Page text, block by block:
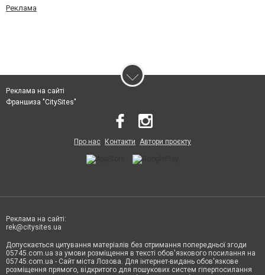
Реклама
Реклама на сайті
Франшиза "CitySites"
Про нас Контакти Автори проєкту
Реклама на сайті:
rek@citysites.ua
Допускається цитування матеріалів без отримання попередньої згоди
05745.com.ua за умови розміщення в тексті обов'язкового посилання на
05745.com.ua - Сайт міста Лозова. Для інтернет-видань обов'язкове
розміщення прямого, відкритого для пошукових систем гіперпосилання